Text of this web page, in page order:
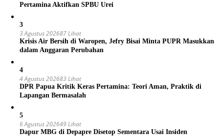
Pertamina Aktifkan SPBU Urei
3
3 Agustus 202687 Lihat
Krisis Air Bersih di Waropen, Jefry Bisai Minta PUPR Masukkan
dalam Anggaran Perubahan
4
4 Agustus 202683 Lihat
DPR Papua Kritik Keras Pertamina: Teori Aman, Praktik di
Lapangan Bermasalah
5
6 Agustus 202649 Lihat
Dapur MBG di Depapre Disetop Sementara Usai Insiden